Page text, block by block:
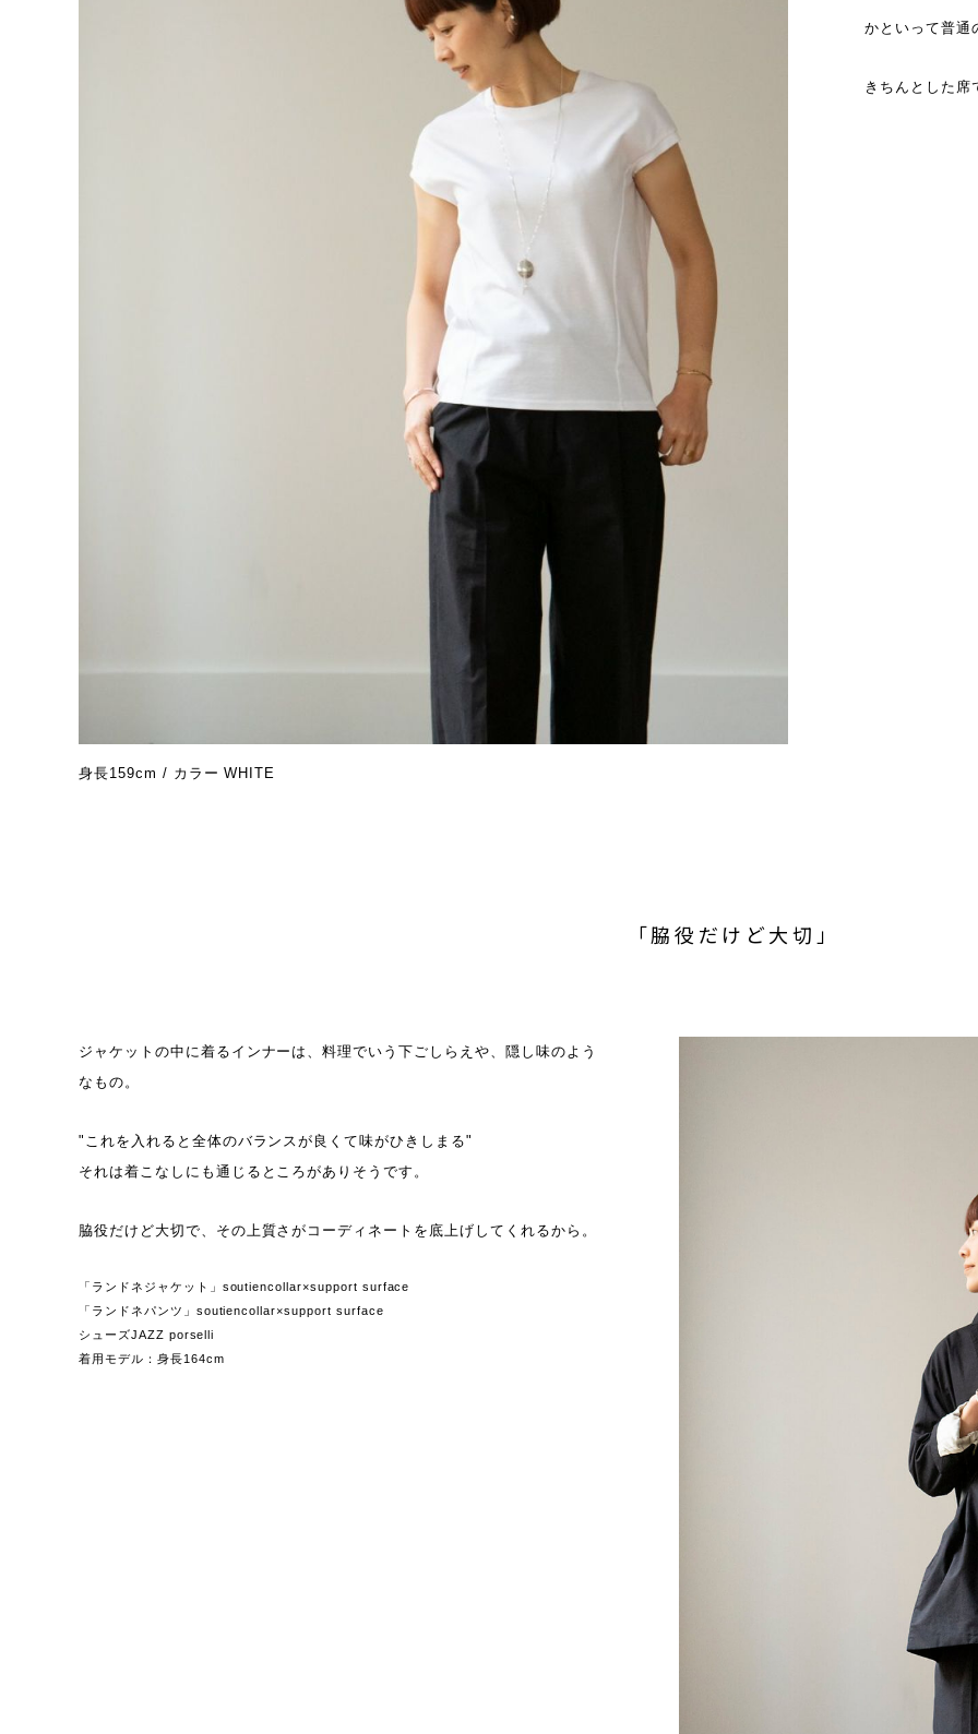
身長159cm / カラー WHITE
かといって普通
きちんとした席
「脇役だけど大切」
ジャケットの中に着るインナーは、料理でいう下ごしらえや、隠し味のよう
なもの。
"これを入れると全体のバランスが良くて味がひきしまる"
それは着こなしにも通じるところがありそうです。
脇役だけど大切で、その上質さがコーディネートを底上げしてくれるから。
「ランドネジャケット」soutiencollar×support surface
「ランドネパンツ」soutiencollar×support surface
シューズJAZZ porselli
着用モデル：身長164cm